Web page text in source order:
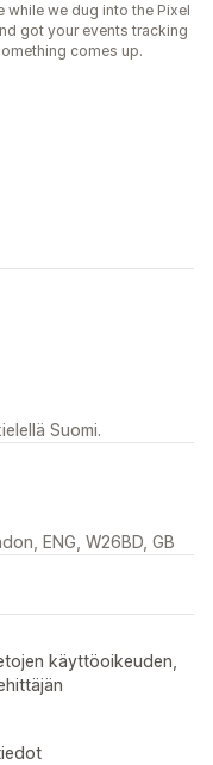
while we dug into the Pixel
got your events tracking
comes up.
Suomi.
ENG, W26BD, GB
käyttöoikeuden,